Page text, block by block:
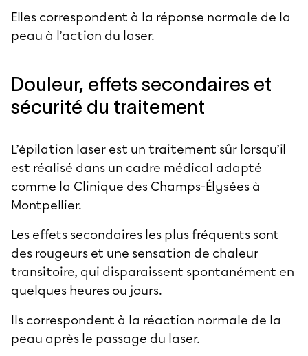
Elles correspondent à la réponse normale de la
peau à l’action du laser.
Douleur, effets secondaires et
sécurité du traitement
L’épilation laser est un traitement sûr lorsqu’il
est réalisé dans un cadre médical adapté
comme la Clinique des Champs-Élysées à
Montpellier.
Les effets secondaires les plus fréquents sont
des rougeurs et une sensation de chaleur
transitoire, qui disparaissent spontanément en
quelques heures ou jours.
Ils correspondent à la réaction normale de la
peau après le passage du laser.